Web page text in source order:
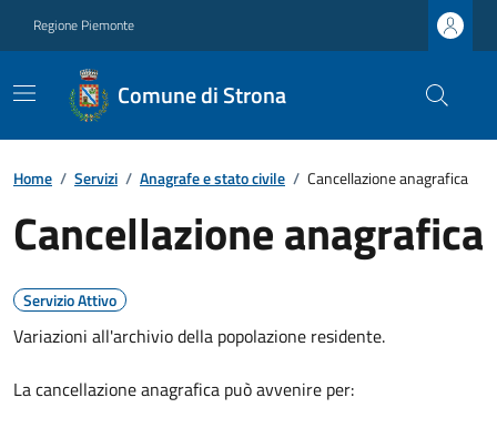
Regione Piemonte
Comune di Strona
Home / Servizi / Anagrafe e stato civile / Cancellazione anagrafica
Cancellazione anagrafica
Servizio Attivo
Variazioni all'archivio della popolazione residente.
La cancellazione anagrafica può avvenire per: